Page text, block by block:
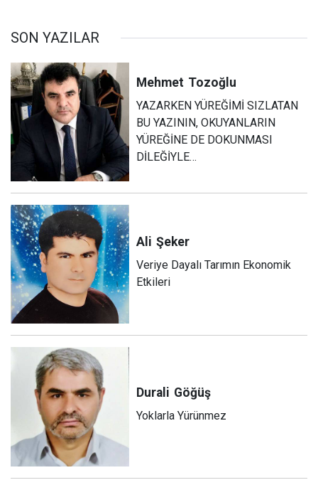
SON YAZILAR
Mehmet Tozoğlu
YAZARKEN YÜREĞİMİ SIZLATAN
BU YAZININ, OKUYANLARIN
YÜREĞİNE DE DOKUNMASI
DİLEĞİYLE…
Ali Şeker
Veriye Dayalı Tarımın Ekonomik
Etkileri
Durali Göğüş
Yoklarla Yürünmez